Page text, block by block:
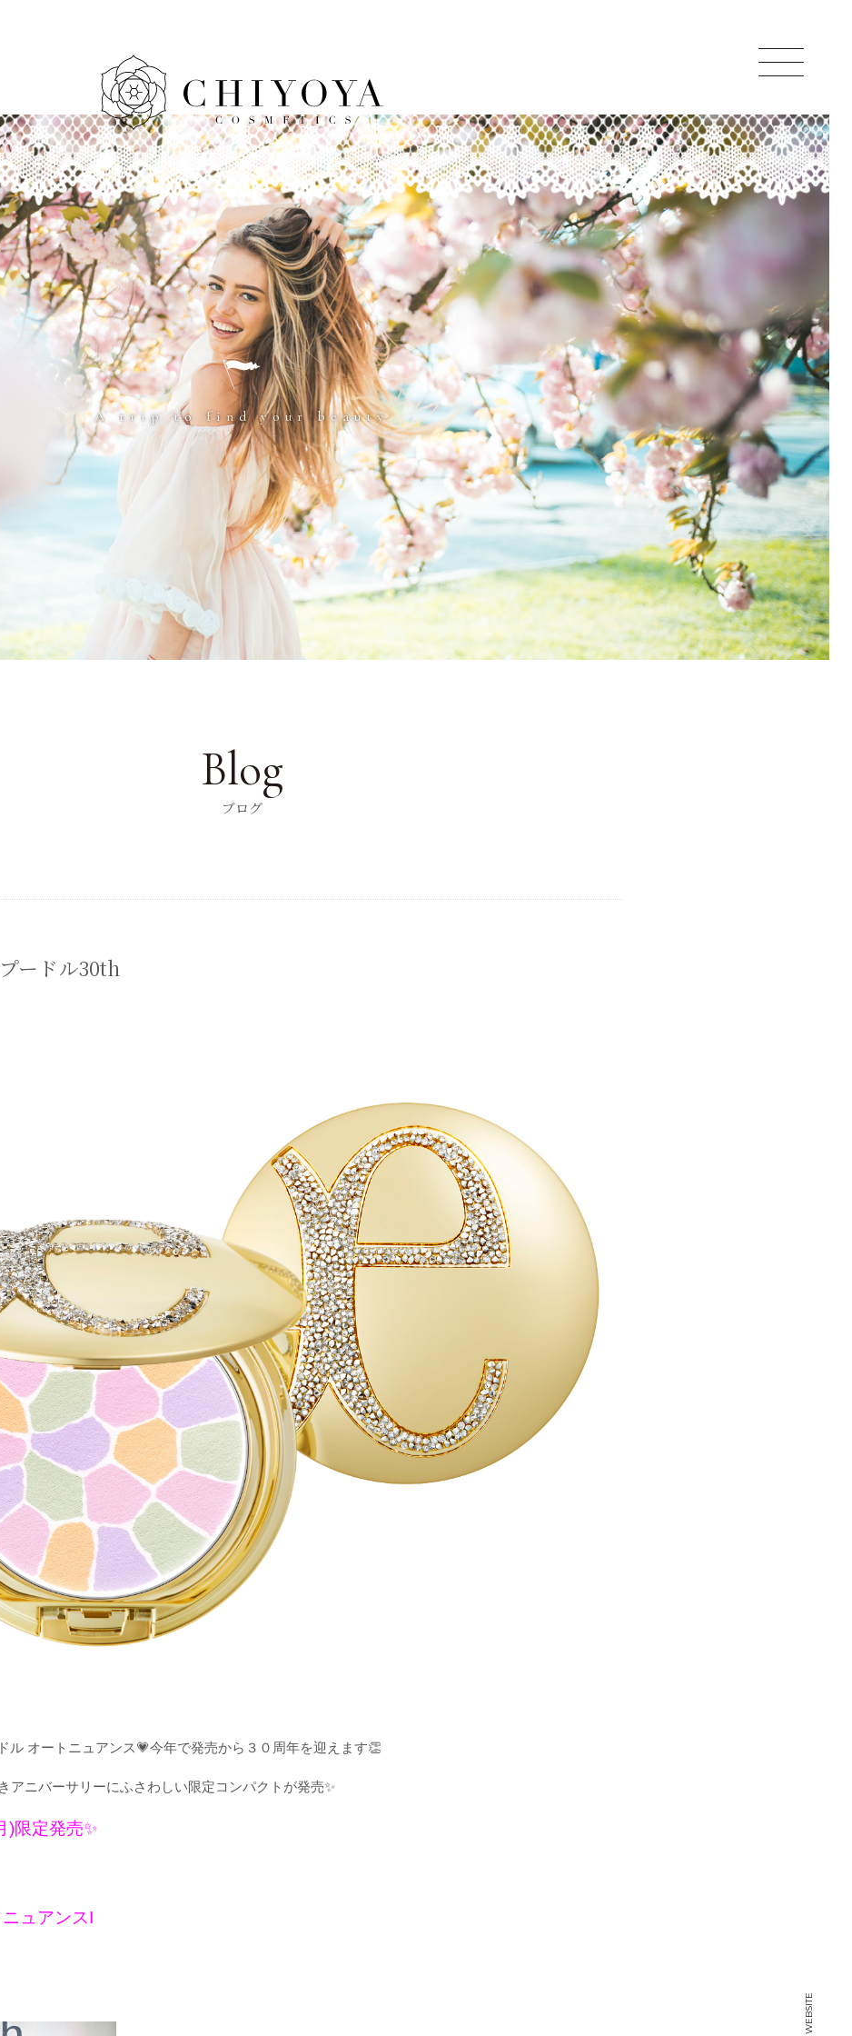
A trip to find your beauty
Blog
ブログ
ードル30th
オートニュアンス💗今年で発売から３０周年を迎えます👏
アニバーサリーにふさわしい限定コンパクトが発売✨
)限定発売✨
ュアンスI